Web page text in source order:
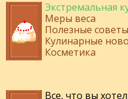
Экстремальная
Меры веса
Полезные советы
Кулинарные
Косметика
Все, что вы